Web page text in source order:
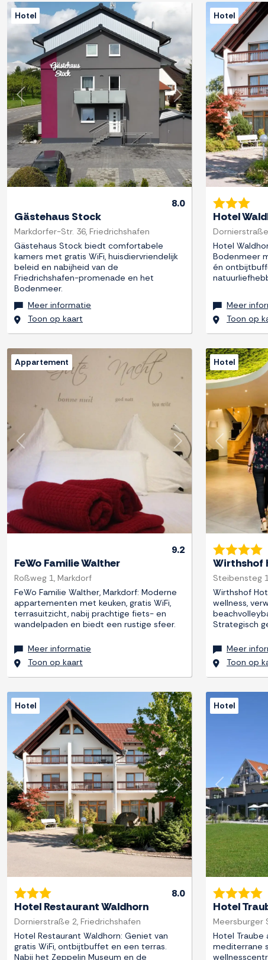
Previous Next
Hotel
8.0
Gästehaus Stock
Markdorfer-Str. 36, Friedrichshafen
Gästehaus Stock biedt comfortabele
kamers met gratis WiFi, huisdiervriendelijk
beleid en nabijheid van de
Friedrichshafen-promenade en het
Bodenmeer.
Meer informatie
Toon op kaart
Previous
Hotel
Hotel
Hotel
Bodenmeer
én
Meer
Toon op
Previous Next
Appartement
9.2
FeWo Familie Walther
Roßweg 1, Markdorf
FeWo Familie Walther, Markdorf: Moderne
appartementen met keuken, gratis WiFi,
terrasuitzicht, nabij prachtige fiets- en
wandelpaden en biedt een rustige sfeer.
Meer informatie
Toon op kaart
Previous
Hotel
Wirthshof
Steibensteg
Wirthshof
wellness,
Strategisch
Meer
Toon op
Previous Next
Hotel
8.0
Hotel Restaurant Waldhorn
Dornierstraße 2, Friedrichshafen
Hotel Restaurant Waldhorn: Geniet van
gratis WiFi, ontbijtbuffet en een terras.
Nabij het Zeppelin Museum en de
Previous
Hotel
Hotel
Meersburger
Hotel Traube
mediterrane